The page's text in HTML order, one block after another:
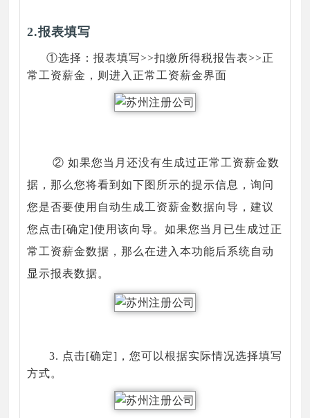
2.报表填写
①选择：报表填写>>扣缴所得税报告表>>正
常工资薪金，则进入正常工资薪金界面
② 如果您当月还没有生成过正常工资薪金数
据，那么您将看到如下图所示的提示信息，询问
您是否要使用自动生成工资薪金数据向导，建议
您点击[确定]使用该向导。如果您当月已生成过正
常工资薪金数据，那么在进入本功能后系统自动
显示报表数据。
3. 点击[确定]，您可以根据实际情况选择填写
方式。